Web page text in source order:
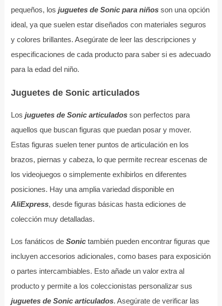
pequeños, los juguetes de Sonic para niñosson una opción
ideal, ya que suelen estar diseñados con materiales seguros
y colores brillantes. Asegúrate de leer las descripciones y
especificaciones de cada producto para saber si es adecuado
para la edad del niño.
Juguetes de Sonic articulados
Los juguetes de Sonic articuladosson perfectos para
aquellos que buscan figuras que puedan posar y mover.
Estas figuras suelen tener puntos de articulación en los
brazos, piernas y cabeza, lo que permite recrear escenas de
los videojuegos o simplemente exhibirlos en diferentes
posiciones. Hay una amplia variedad disponible en
AliExpress, desde figuras básicas hasta ediciones de
colección muy detalladas.
Los fanáticos de Sonictambién pueden encontrar figuras que
incluyen accesorios adicionales, como bases para exposición
o partes intercambiables. Esto añade un valor extra al
producto y permite a los coleccionistas personalizar sus
juguetes de Sonic articulados. Asegúrate de verificar las